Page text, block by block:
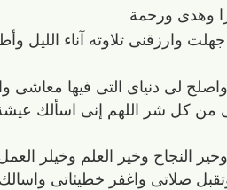
وهدى ورحمة
وارزقنى تلاوته آناء الليل
لى دنياى التى فيها معاشى
كل شر اللهم إنى اسألك عيشة
النجاح وخير العلم وخيلر
صلاتى واغفر خطيئاتى واسالك